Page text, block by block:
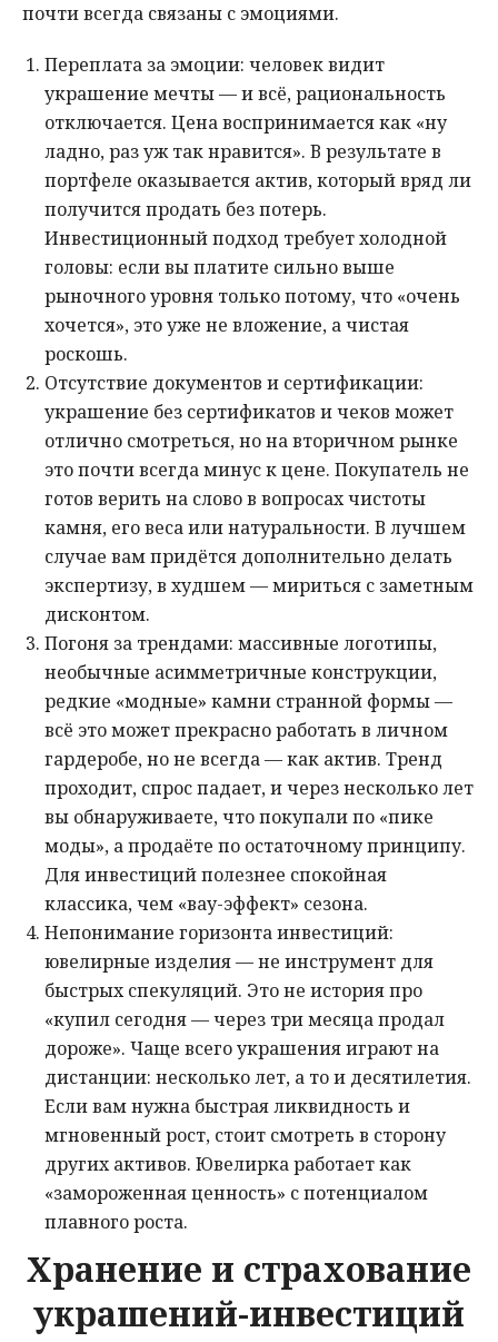
почти всегда связаны с эмоциями.
Переплата за эмоции: человек видит
украшение мечты — и всё, рациональность
отключается. Цена воспринимается как «ну
ладно, раз уж так нравится». В результате в
портфеле оказывается актив, который вряд ли
получится продать без потерь.
Инвестиционный подход требует холодной
головы: если вы платите сильно выше
рыночного уровня только потому, что «очень
хочется», это уже не вложение, а чистая
роскошь.
Отсутствие документов и сертификации:
украшение без сертификатов и чеков может
отлично смотреться, но на вторичном рынке
это почти всегда минус к цене. Покупатель не
готов верить на слово в вопросах чистоты
камня, его веса или натуральности. В лучшем
случае вам придётся дополнительно делать
экспертизу, в худшем — мириться с заметным
дисконтом.
Погоня за трендами: массивные логотипы,
необычные асимметричные конструкции,
редкие «модные» камни странной формы —
всё это может прекрасно работать в личном
гардеробе, но не всегда — как актив. Тренд
проходит, спрос падает, и через несколько лет
вы обнаруживаете, что покупали по «пике
моды», а продаёте по остаточному принципу.
Для инвестиций полезнее спокойная
классика, чем «вау-эффект» сезона.
Непонимание горизонта инвестиций:
ювелирные изделия — не инструмент для
быстрых спекуляций. Это не история про
«купил сегодня — через три месяца продал
дороже». Чаще всего украшения играют на
дистанции: несколько лет, а то и десятилетия.
Если вам нужна быстрая ликвидность и
мгновенный рост, стоит смотреть в сторону
других активов. Ювелирка работает как
«замороженная ценность» с потенциалом
плавного роста.
Хранение и страхование
украшений-инвестиций